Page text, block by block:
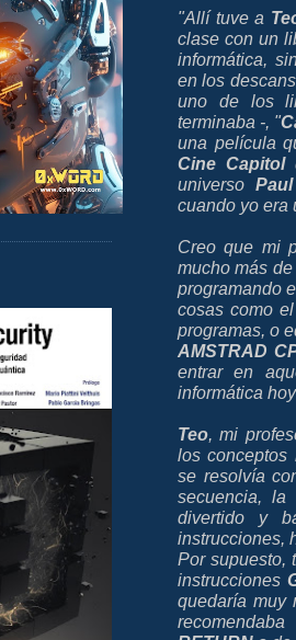
"Allí tuve a
clase con un
informática,
en los
uno de los
terminaba -, "
una película
Cine Capitol
universo
cuando yo era
Creo que mi
mucho más
programando
cosas como
programas, o
AMSTRAD
entrar en
informática
Teo, mi
los conceptos
se resolvía
secuencia, la
divertido y
instrucciones,
Por supuesto,
instrucciones
quedaría muy